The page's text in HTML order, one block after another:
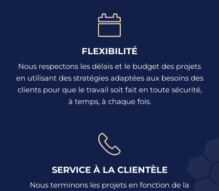
FLEXIBILITÉ
Nous respectons les délais et le budget des projets
en utilisant des stratégies adaptées aux besoins des
clients pour que le travail soit fait en toute sécurité,
à temps, à chaque fois.
SERVICE À LA CLIENTÈLE
Nous terminons les projets en fonction de la